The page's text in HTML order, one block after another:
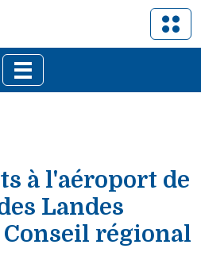
à l'aéroport de
Landes
régional